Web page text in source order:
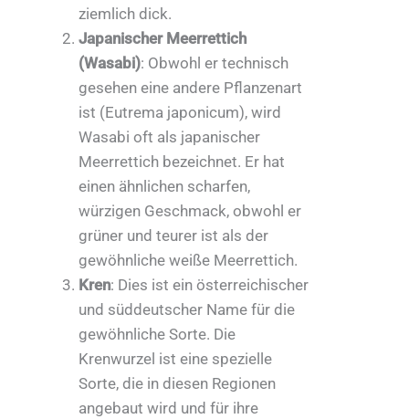
ziemlich dick.
Japanischer Meerrettich
(Wasabi): Obwohl er technisch
gesehen eine andere Pflanzenart
ist (Eutrema japonicum), wird
Wasabi oft als japanischer
Meerrettich bezeichnet. Er hat
einen ähnlichen scharfen,
würzigen Geschmack, obwohl er
grüner und teurer ist als der
gewöhnliche weiße Meerrettich.
Kren: Dies ist ein österreichischer
und süddeutscher Name für die
gewöhnliche Sorte. Die
Krenwurzel ist eine spezielle
Sorte, die in diesen Regionen
angebaut wird und für ihre